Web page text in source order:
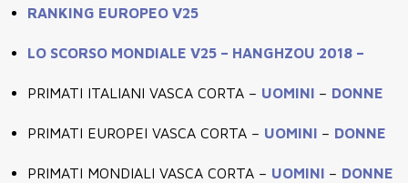
RANKING EUROPEO V25
LO SCORSO MONDIALE V25 – HANGHZOU 2018 –
PRIMATI ITALIANI VASCA CORTA – UOMINI – DONNE
PRIMATI EUROPEI VASCA CORTA – UOMINI – DONNE
PRIMATI MONDIALI VASCA CORTA – UOMINI – DONNE